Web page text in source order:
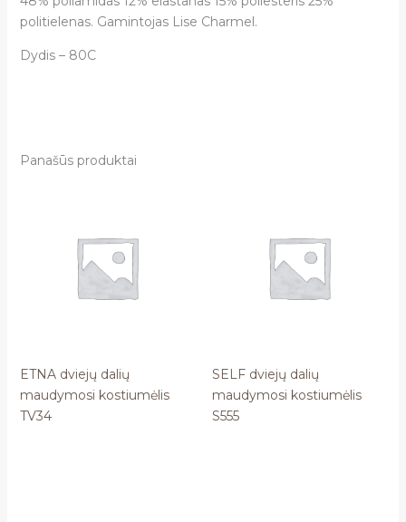
politielenas. Gamintojas Lise Charmel.
Dydis – 80C
Panašūs produktai
ETNA dviejų dalių
maudymosi kostiumėlis
TV34
SELF dviejų dalių
maudymosi kostiumėlis
S555